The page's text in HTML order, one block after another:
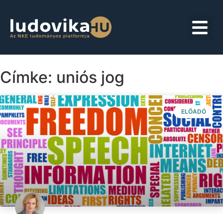
Címke: uniós jog
ELŐADÓ